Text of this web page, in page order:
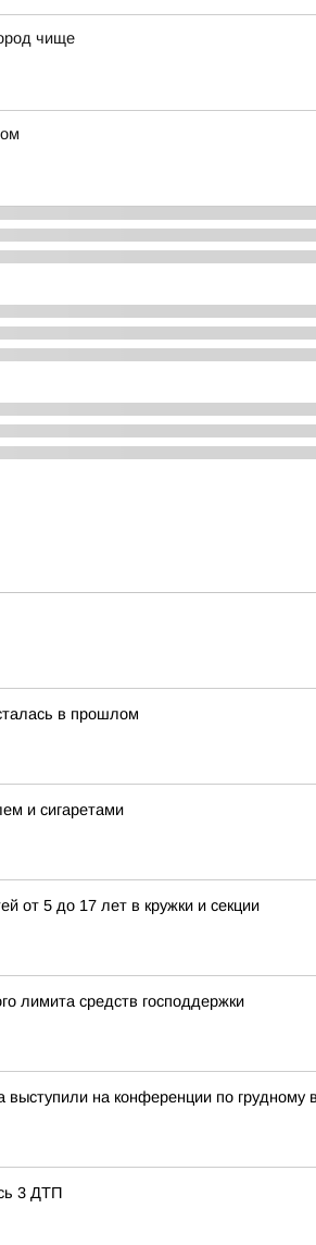
чище
в прошлом
и сигаретами
от 5 до 17 лет в кружки и секции
лимита средств господдержки
выступили на конференции по грудному
3 ДТП